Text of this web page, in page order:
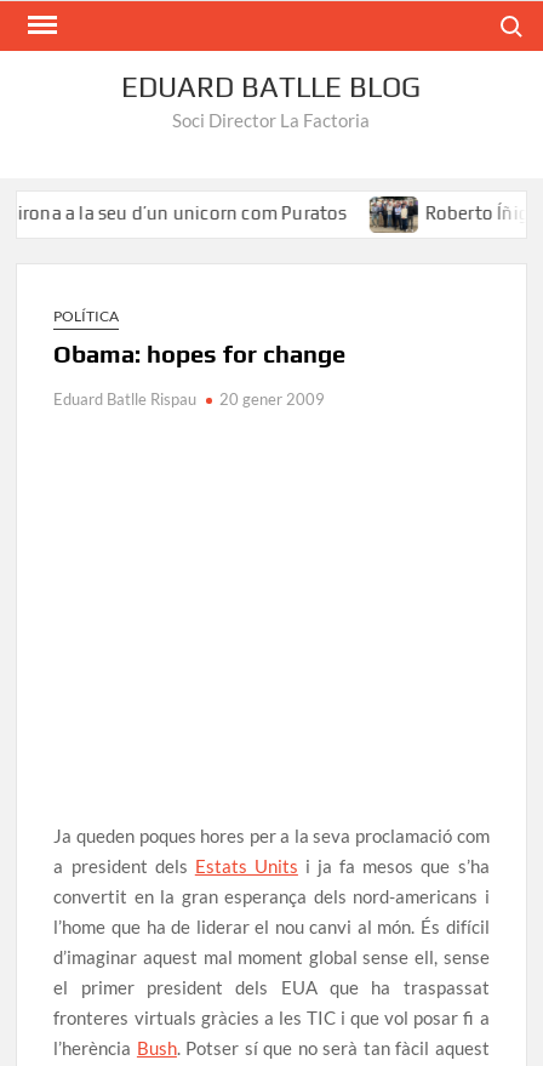
EDUARD BATLLE BLOG
Soci Director La Factoria
a la seu d’un unicorn com Puratos Roberto
POLÍTICA
Obama: hopes for change
Eduard Batlle Rispau 20 gener 2009
Ja queden poques hores per a la seva proclamació com
a president dels Estats Units i ja fa mesos que s’ha
convertit en la gran esperança dels nord-americans i
l’home que ha de liderar el nou canvi al món. És difícil
d’imaginar aquest mal moment global sense ell, sense
el primer president dels EUA que ha traspassat
fronteres virtuals gràcies a les TIC i que vol posar fi a
l’herència Bush. Potser sí que no serà tan fàcil aquest